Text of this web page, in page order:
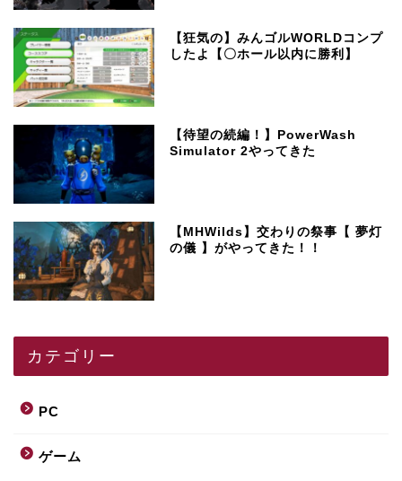
【狂気の】みんゴルWORLDコンプ
したよ【〇ホール以内に勝利】
【待望の続編！】PowerWash
Simulator 2やってきた
【MHWilds】交わりの祭事【 夢灯
の儀 】がやってきた！！
カテゴリー
PC
ゲーム